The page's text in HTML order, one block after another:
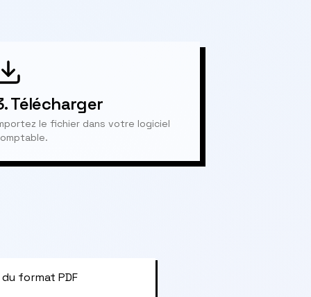
Télécharger
le fichier dans votre logiciel
format PDF